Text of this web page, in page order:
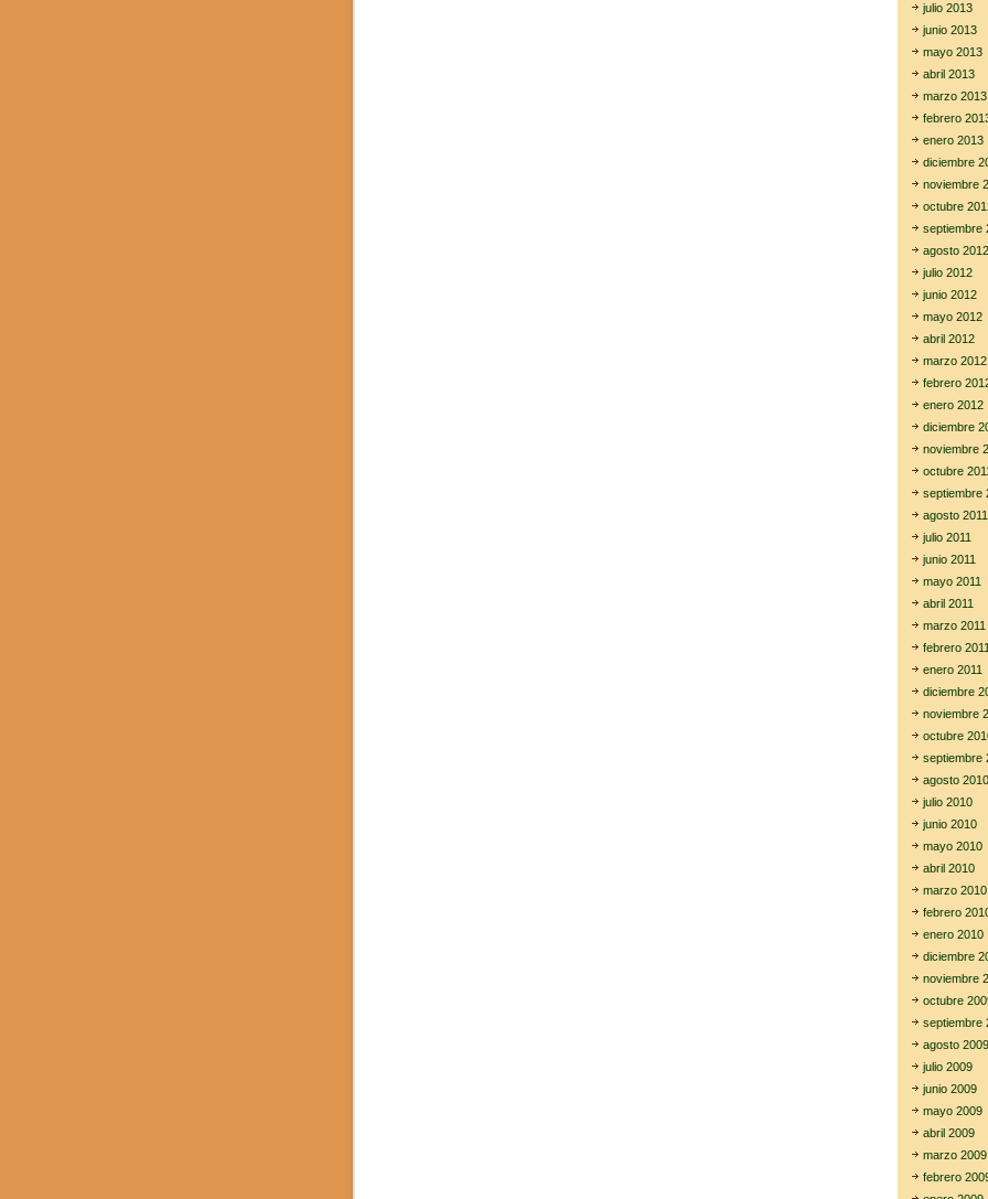
julio 2013
junio 2013
mayo 2013
abril 2013
marzo 2013
febrero
enero 2013
diciembre
noviembre
octubre
septiembre
agosto 2012
julio 2012
junio 2012
mayo 2012
abril 2012
marzo 2012
febrero
enero 2012
diciembre
noviembre
octubre
septiembre
agosto 2011
julio 2011
junio 2011
mayo 2011
abril 2011
marzo 2011
febrero 2011
enero 2011
diciembre
noviembre
octubre
septiembre
agosto 2010
julio 2010
junio 2010
mayo 2010
abril 2010
marzo 2010
febrero
enero 2010
diciembre
noviembre
octubre
septiembre
agosto 2009
julio 2009
junio 2009
mayo 2009
abril 2009
marzo 2009
febrero